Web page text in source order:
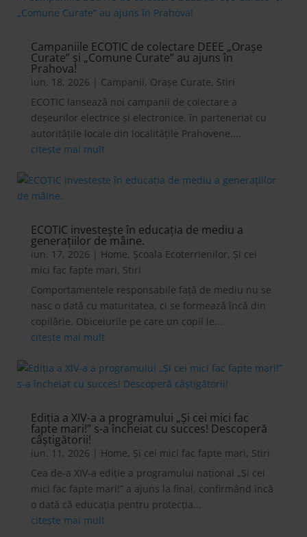
Campaniile ECOTIC de colectare DEEE „Orașe
Curate” și „Comune Curate” au ajuns în
Prahova!
iun. 18, 2026 | Campanii, Orașe Curate, Stiri
ECOTIC lansează noi campanii de colectare a
deșeurilor electrice și electronice, în parteneriat cu
autoritățile locale din localitățile Prahovene....
citește mai mult
ECOTIC investește în educația de mediu a
generațiilor de mâine.
iun. 17, 2026 | Home, Școala Ecoterrienilor, Și cei
mici fac fapte mari, Stiri
Comportamentele responsabile față de mediu nu se
nasc o dată cu maturitatea, ci se formează încă din
copilărie. Obiceiurile pe care un copil le...
citește mai mult
Ediția a XIV-a a programului „Și cei mici fac
fapte mari!” s-a încheiat cu succes! Descoperă
câștigătorii!
iun. 11, 2026 | Home, Și cei mici fac fapte mari, Stiri
Cea de-a XIV-a ediție a programului național „Și cei
mici fac fapte mari!” a ajuns la final, confirmând încă
o dată că educația pentru protecția...
citește mai mult